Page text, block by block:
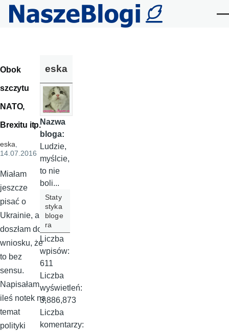
Przejdź do treści
Obok
szczytu
NATO,
Brexitu itp.
eska,
14.07.2016
Miałam
jeszcze
pisać o
Ukrainie, ale
doszłam do
wniosku, że
to bez
sensu.
Napisałam
ileś notek na
temat
polityki
eska
Nazwa
bloga:
Ludzie,
myślcie,
to nie
boli...
Staty
styka
bloge
ra
Liczba
wpisów:
611
Liczba
wyświetleń:
3,886,873
Liczba
komentarzy: